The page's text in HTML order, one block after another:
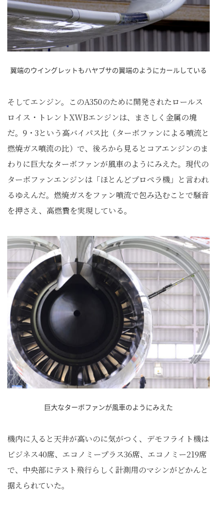
翼端のウイングレットもハヤブサの翼端のようにカールしている
そしてエンジン。このA350のために開発されたロールス
ロイス・トレントXWBエンジンは、まさしく金属の塊
だ。9・3という高バイパス比（ターボファンによる噴流と
燃焼ガス噴流の比）で、後ろから見るとコアエンジンのま
わりに巨大なターボファンが風車のようにみえた。現代の
ターボファンエンジンは「ほとんどプロペラ機」と言われ
るゆえんだ。燃焼ガスをファン噴流で包み込むことで騒音
を押さえ、高燃費を実現している。
巨大なターボファンが風車のようにみえた
機内に入ると天井が高いのに気がつく、デモフライト機は
ビジネス40席、エコノミープラス36席、エコノミー219席
で、中央部にテスト飛行らしく計測用のマシンがどかんと
据えられていた。